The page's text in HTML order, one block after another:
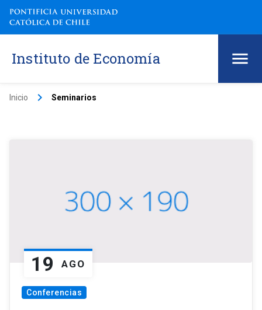
Instituto de Economía
Inicio keyboard_arrow_right Seminarios
19 AGO
Conferencias